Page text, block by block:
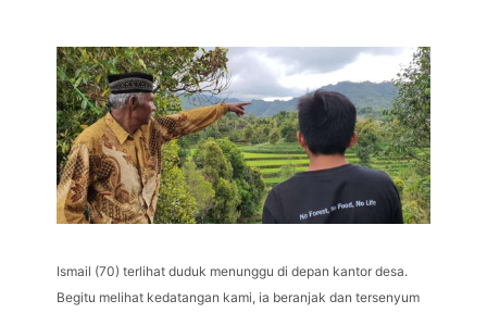
Ismail (70) terlihat duduk menunggu di depan kantor desa.
Begitu melihat kedatangan kami, ia beranjak dan tersenyum